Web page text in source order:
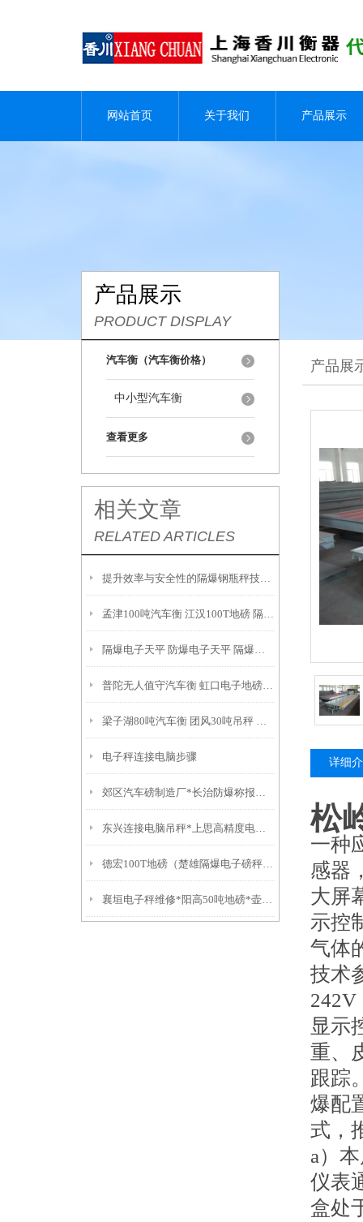
网站首页 关于我们 产品展示
产品展示
PRODUCT DISPLAY
汽车衡（汽车衡价格）
中小型汽车衡
查看更多
相关文章
RELATED ARTICLES
提升效率与安全性的隔爆钢瓶秤技术解析
孟津100吨汽车衡 江汉100T地磅 隔爆油桶秤产品参数：
隔爆电子天平 防爆电子天平 隔爆吊秤 故障维修解决方案：
普陀无人值守汽车衡 虹口电子地磅 月浦地磅 罗泾汽车衡
梁子湖80吨汽车衡 团风30吨吊秤 云梦200T地磅安装调试
电子秤连接电脑步骤
郊区汽车磅制造厂*长治防爆称报价*襄垣电子秤维修*屯留汽车磅修理
东兴连接电脑吊秤*上思高精度电子称*万秀防水称*城区电子称
德宏100T地磅（楚雄隔爆电子磅秤）盐津防爆衡器）大理便携式轨道秤
襄垣电子秤维修*阳高50吨地磅*壶关汽车衡制造厂*沁源吊钩称维修
产品展
详细
松
一种
感器
大屏
示控
气体
技术
显示
重、
跟踪
爆配
式，
a）
仪表
盒处